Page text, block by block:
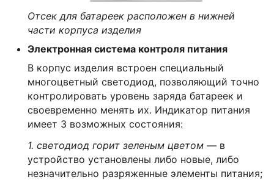
Отсек для батареек расположен в нижней
части корпуса изделия
Электронная система контроля питания
В корпус изделия встроен специальный
многоцветный светодиод, позволяющий точно
контролировать уровень заряда батареек и
своевременно менять их. Индикатор питания
имеет 3 возможных состояния:
1. светодиод горит зеленым цветом — в
устройство установлены либо новые, либо
незначительно разряженные элементы питания;